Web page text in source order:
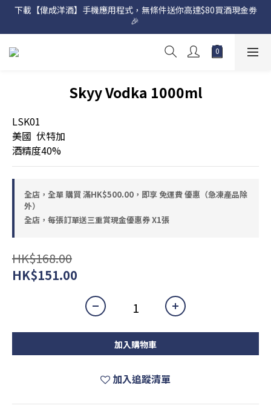
網店購滿 $500 即享免費送貨服務📦
下載【偉成洋酒】手機應用程式，無條件送你高達$80買酒現金劵
🎉
網店購滿 $500 即享免費送貨服務📦
Skyy Vodka 1000ml
LSK01
美國  伏特加
酒精度40%
全店，全單 購買 滿HK$500.00，即享 免運費 優惠（急凍產品除
外）
全店，每張訂單送三重賞現金優惠券 X1張
HK$168.00
HK$151.00
加入購物車
加入追蹤清單